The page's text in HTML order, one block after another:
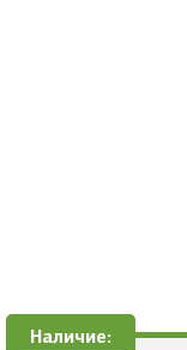
Наличие: